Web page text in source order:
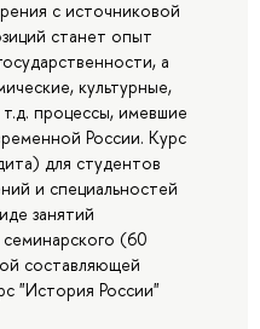
с источниковой
станет опыт
а
культурные,
процессы, имевшие
России. Курс
для студентов
и специальностей
занятий
(60
составляющей
"История России"